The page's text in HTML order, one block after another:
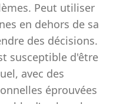
Peut utiliser
en dehors de sa
des décisions.
susceptible d'être
avec des
éprouvées